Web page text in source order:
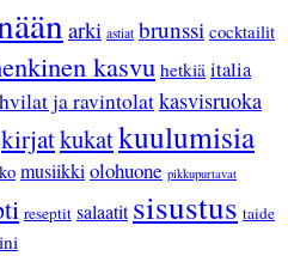
arki astiat brunssi cocktailit
kasvu hetkiä italia
ja ravintolatkasvisruoka
kirjatkukatkuulumisia
musiikkiolohuone pikkupurtavat
reseptit salaatit sisustus taide